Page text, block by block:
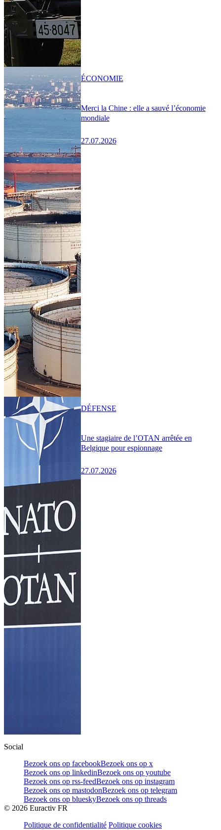
Merci la Chine : elle a sauvé l’économie
mondiale
27.07.2026
ÉCONOMIE
Une stagiaire de l’OTAN arrêtée en
Belgique pour espionnage
27.07.2026
DÉFENSE
Social
Bezoek ons op facebookBezoek ons op x
Bezoek ons op linkedinBezoek ons op youtube
Bezoek ons op rss-feedBezoek ons op instagram
Bezoek ons op mastodonBezoek ons op telegram
Bezoek ons op blueskyBezoek ons op threads
© 2026 Euractiv FR
Politique de confidentialité Politique cookies